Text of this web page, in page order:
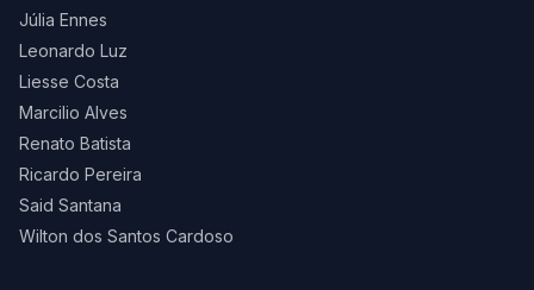
Júlia Ennes
Leonardo Luz
Liesse Costa
Marcilio Alves
Renato Batista
Ricardo Pereira
Said Santana
Wilton dos Santos Cardoso